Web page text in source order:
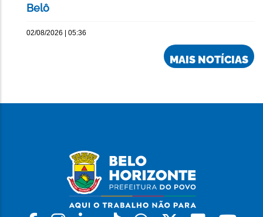
Belô
02/08/2026 | 05:36
MAIS NOTÍCIAS